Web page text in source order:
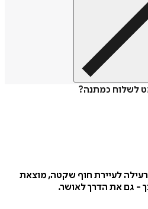
לשלוח כמתנה?
לעיירת חוף שקטה, מוצאת
- גם את הדרך לאושר.